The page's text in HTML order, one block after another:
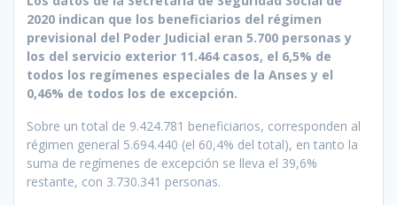
2020 indican que los beneficiarios del régimen
previsional del Poder Judicial eran 5.700 personas y
los del servicio exterior 11.464 casos, el 6,5% de
todos los regímenes especiales de la Anses y el
0,46% de todos los de excepción.
Sobre un total de 9.424.781 beneficiarios, corresponden al
régimen general 5.694.440 (el 60,4% del total), en tanto la
suma de regímenes de excepción se lleva el 39,6%
restante, con 3.730.341 personas.